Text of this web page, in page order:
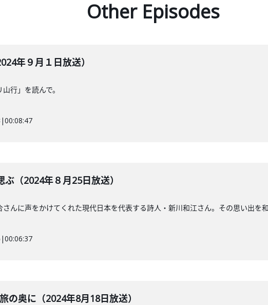
Other Episodes
年９月１日放送）
行」を読んで。
|00:08:47
（2024年８月25日放送）
んに声をかけてくれた現代日本を代表する詩人・新川和江さん。その思い出を和
|00:06:37
の奥に（2024年8月18日放送）